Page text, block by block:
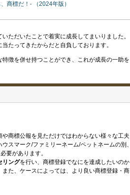
商標だ！- （2024年版）
ただいたことで着実に成長してまいりました。
たってきたからだと自負しております。
徴を併せ持つことができ、これが成長の一助を
商標公報を見ただけではわからない様々な工夫
スマーク/ファミリーネーム/ペットネームの別、
要があります。
リングを行い、商標登録でなにを達成したいのか
た、ケースによっては、より良い商標登録・商